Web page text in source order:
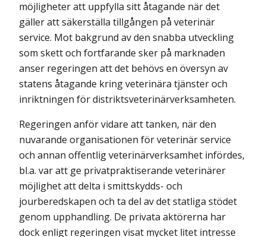
möjligheter att uppfylla sitt åtagande när det
gäller att säkerställa tillgången på veterinär
service. Mot bakgrund av den snabba utveckling
som skett och fortfarande sker på marknaden
anser regeringen att det behövs en översyn av
statens åtagande kring veterinära tjänster och
inriktningen för distrikts­veterinärverksamheten.
Regeringen anför vidare att tanken, när den
nuvarande organisationen för veterinär service
och annan offentlig veterinärverksamhet infördes,
bl.a. var att ge privatpraktiserande veterinärer
möjlighet att delta i smittskydds- och
jourberedskapen och ta del av det statliga stödet
genom upphandling. De privata aktörerna har
dock enligt regeringen visat mycket litet intresse